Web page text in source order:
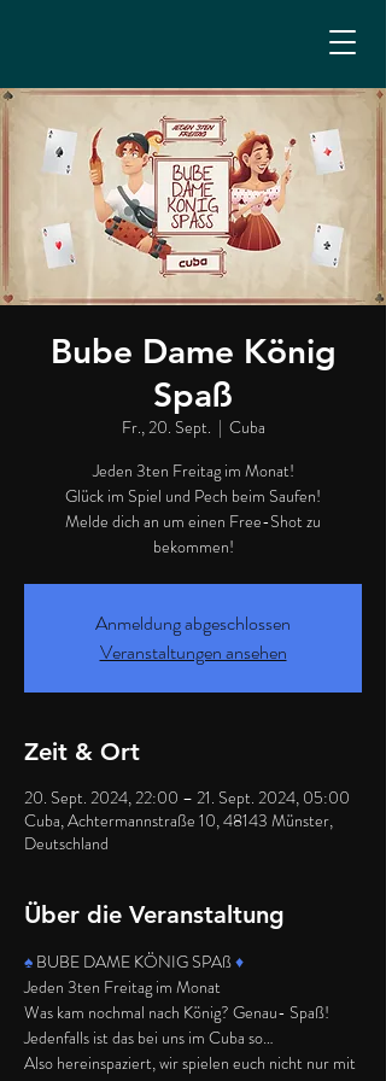
Bube Dame König
Spaß
Fr., 20. Sept.
  |
Cuba
Jeden 3ten Freitag im Monat!
Glück im Spiel und Pech beim Saufen!
Melde dich an um einen Free-Shot zu
bekommen!
Anmeldung abgeschlossen
Veranstaltungen ansehen
Zeit & Ort
20. Sept. 2024, 22:00 – 21. Sept. 2024, 05:00
Cuba, Achtermannstraße 10, 48143 Münster,
Deutschland
Über die Veranstaltung
♠️ BUBE DAME KÖNIG SPAß ♦️
Jeden 3ten Freitag im Monat
Was kam nochmal nach König? Genau- Spaß!
Jedenfalls ist das bei uns im Cuba so…
Also hereinspaziert, wir spielen euch nicht nur mit